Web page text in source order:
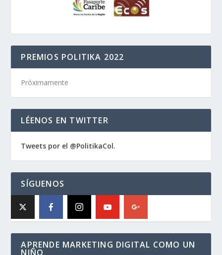
PREMIOS POLITIKA 2022
Próximamente
LÉENOS EN TWITTER
Tweets por el @PolitikaCol.
SÍGUENOS
APRENDE MARKETING DIGITAL COMO UN
NIÑO